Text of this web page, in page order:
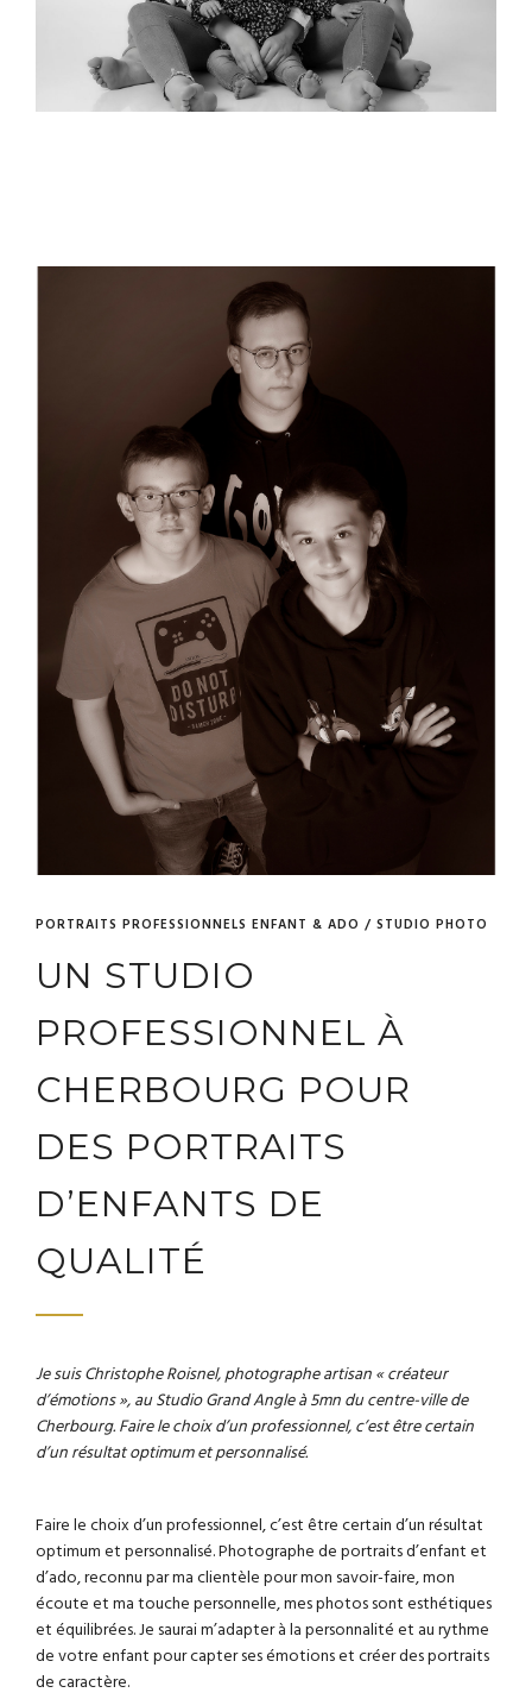
PORTRAITS PROFESSIONNELS ENFANT & ADO / STUDIO PHOTO
UN STUDIO
PROFESSIONNEL À
CHERBOURG POUR
DES PORTRAITS
D’ENFANTS DE
QUALITÉ
Je suis Christophe Roisnel, photographe artisan « créateur
d’émotions », au Studio Grand Angle à 5mn du centre-ville de
Cherbourg. Faire le choix d’un professionnel, c’est être certain
d’un résultat optimum et personnalisé.
Faire le choix d’un professionnel, c’est être certain d’un résultat
optimum et personnalisé. Photographe de portraits d’enfant et
d’ado, reconnu par ma clientèle pour mon savoir-faire, mon
écoute et ma touche personnelle, mes photos sont esthétiques
et équilibrées. Je saurai m’adapter à la personnalité et au rythme
de votre enfant pour capter ses émotions et créer des portraits
de caractère.